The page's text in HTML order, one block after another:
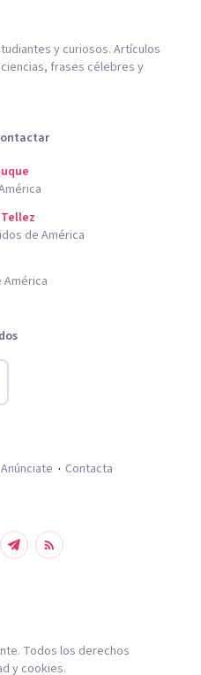
y curiosos. Artículos
frases célebres y
de América
América
Anúnciate Contacta
Todos los derechos
y cookies.